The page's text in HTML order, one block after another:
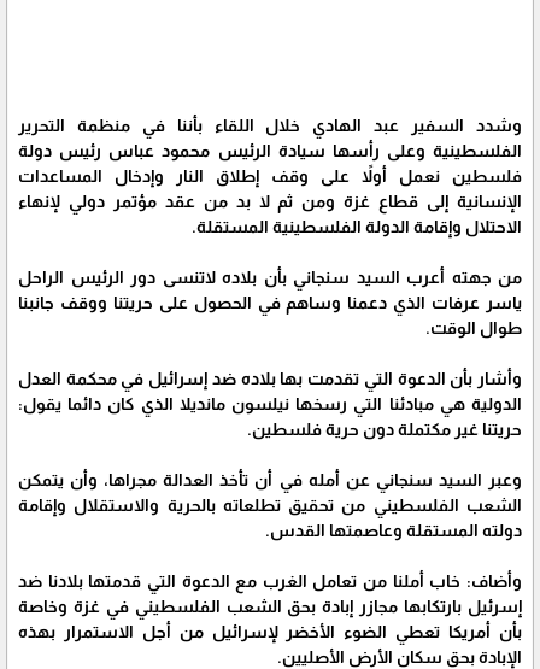
وشدد السفير عبد الهادي خلال اللقاء بأننا في منظمة التحرير
الفلسطينية وعلى رأسها سيادة الرئيس محمود عباس رئيس دولة
فلسطين نعمل أولاً على وقف إطلاق النار وإدخال المساعدات
الإنسانية إلى قطاع غزة ومن ثم لا بد من عقد مؤتمر دولي لإنهاء
الاحتلال وإقامة الدولة الفلسطينية المستقلة.
من جهته أعرب السيد سنجاني بأن بلاده لاتنسى دور الرئيس الراحل
ياسر عرفات الذي دعمنا وساهم في الحصول على حريتنا ووقف جانبنا
طوال الوقت.
وأشار بأن الدعوة التي تقدمت بها بلاده ضد إسرائيل في محكمة العدل
الدولية هي مبادئنا التي رسخها نيلسون مانديلا الذي كان دائما يقول:
حريتنا غير مكتملة دون حرية فلسطين.
وعبر السيد سنجاني عن أمله في أن تأخذ العدالة مجراها، وأن يتمكن
الشعب الفلسطيني من تحقيق تطلعاته بالحرية والاستقلال وإقامة
دولته المستقلة وعاصمتها القدس.
وأضاف: خاب أملنا من تعامل الغرب مع الدعوة التي قدمتها بلادنا ضد
إسرئيل بارتكابها مجازر إبادة بحق الشعب الفلسطيني في غزة وخاصة
بأن أمريكا تعطي الضوء الأخضر لإسرائيل من أجل الاستمرار بهذه
الإبادة بحق سكان الأرض الأصليين.